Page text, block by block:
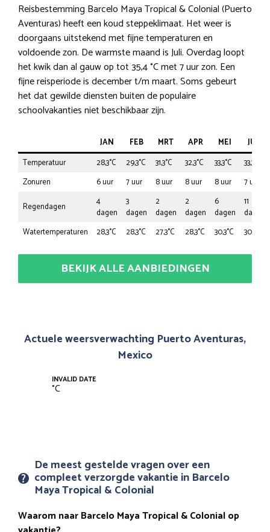
Reisbestemming Barcelo Maya Tropical & Colonial (Puerto
Aventuras) heeft een koud steppeklimaat. Het weer is
doorgaans uitstekend met fijne temperaturen en
voldoende zon. De warmste maand is Juli. Overdag loopt
het kwik dan al gauw op tot 35,4 °C met 7 uur zon. Een
fijne reisperiode is december t/m maart. Soms gebeurt
het dat gewilde diensten buiten de populaire
schoolvakanties niet beschikbaar zijn.
JAN FEB MRT APR MEI
JUN
Temperatuur
28,3°C 29,3°C 31,3°C 32,3°C 33,3°C
33,3°C
Zonuren
6 uur 7 uur 8 uur 8 uur 8 uur
7 uur
Regendagen
4
dagen
3
dagen
2
dagen
2
dagen
6
dagen
11
dagen
Watertemperaturen
28,3°C 28,3°C 27,3°C 28,3°C 30,3°C 30,3°C
BEKIJK ALLE AANBIEDINGEN
Actuele weersverwachting Puerto Aventuras,
Mexico
INVALID DATE
°C
De meest gestelde vragen over een
compleet verzorgde vakantie in Barcelo
Maya Tropical & Colonial
Waarom naar Barcelo Maya Tropical & Colonial op